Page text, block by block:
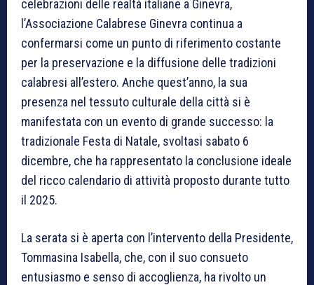
celebrazioni delle realtà italiane a Ginevra,
l’Associazione Calabrese Ginevra continua a
confermarsi come un punto di riferimento costante
per la preservazione e la diffusione delle tradizioni
calabresi all’estero. Anche quest’anno, la sua
presenza nel tessuto culturale della città si è
manifestata con un evento di grande successo: la
tradizionale Festa di Natale, svoltasi sabato 6
dicembre, che ha rappresentato la conclusione ideale
del ricco calendario di attività proposto durante tutto
il 2025.
La serata si è aperta con l’intervento della Presidente,
Tommasina Isabella, che, con il suo consueto
entusiasmo e senso di accoglienza, ha rivolto un